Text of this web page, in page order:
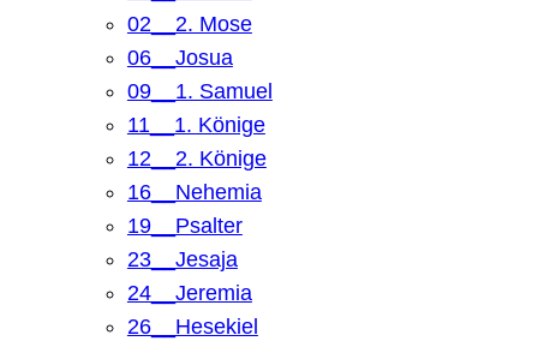
02__2. Mose
06__Josua
09__1. Samuel
11__1. Könige
12__2. Könige
16__Nehemia
19__Psalter
23__Jesaja
24__Jeremia
26__Hesekiel